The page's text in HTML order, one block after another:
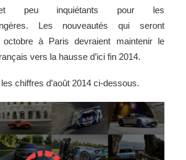
et peu inquiétants pour les
Les nouveautés qui seront
octobre à Paris devraient maintenir le
vers la hausse d’ici fin 2014.
chiffres d’août 2014 ci-dessous.